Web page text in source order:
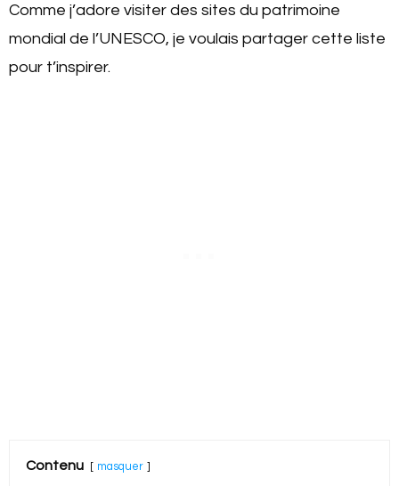
Comme j’adore visiter des sites du patrimoine
mondial de l’UNESCO, je voulais partager cette liste
pour t’inspirer.
Contenu masquer